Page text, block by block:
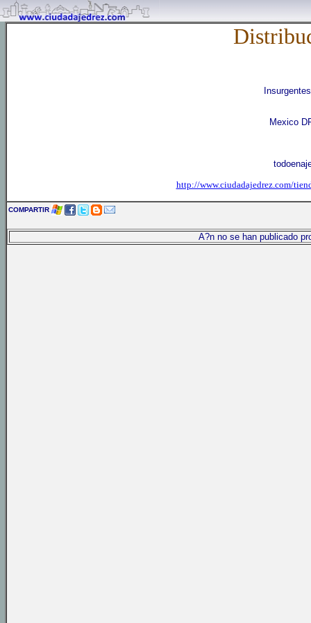
Mexico
http://www.ciudadajedrez.com/
COMPARTIR
A?n no se han publicado